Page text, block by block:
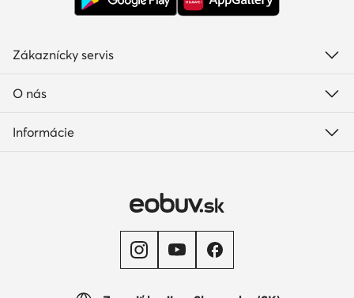
Zákaznícky servis
O nás
Informácie